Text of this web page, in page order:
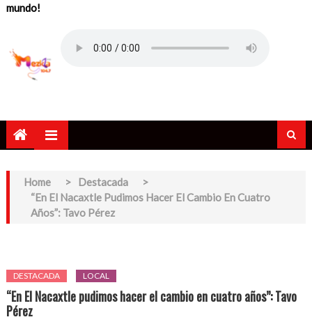
mundo!
Home > Destacada
>
“En El Nacaxtle Pudimos Hacer El Cambio En Cuatro
Años”: Tavo Pérez
DESTACADA LOCAL
“En El Nacaxtle pudimos hacer el cambio en cuatro años”: Tavo
Pérez